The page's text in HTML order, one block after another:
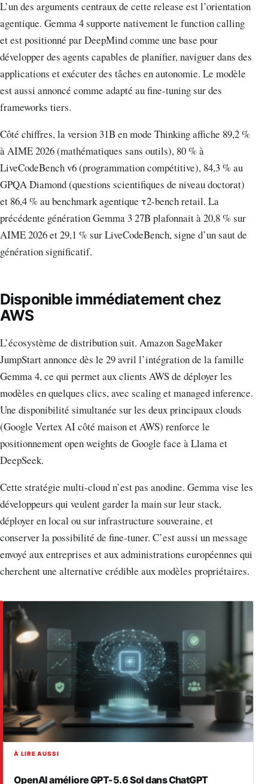
L’un des arguments centraux de cette release est l’orientation
agentique. Gemma 4 supporte nativement le function calling
et est positionné par DeepMind comme une base pour
développer des agents capables de planifier, naviguer dans des
applications et exécuter des tâches en autonomie. Le modèle
est aussi annoncé comme adapté au fine-tuning sur des
frameworks tiers.
Côté chiffres, la version 31B en mode Thinking affiche 89,2 %
à AIME 2026 (mathématiques sans outils), 80 % à
LiveCodeBench v6 (programmation compétitive), 84,3 % au
GPQA Diamond (questions scientifiques de niveau doctorat)
et 86,4 % au benchmark agentique τ2-bench retail. La
précédente génération Gemma 3 27B plafonnait à 20,8 % sur
AIME 2026 et 29,1 % sur LiveCodeBench, signe d’un saut de
génération significatif.
Disponible immédiatement chez
AWS
L’écosystème de distribution suit. Amazon SageMaker
JumpStart annonce dès le 29 avril l’intégration de la famille
Gemma 4, ce qui permet aux clients AWS de déployer les
modèles en quelques clics, avec scaling et managed inference.
Une disponibilité simultanée sur les deux principaux clouds
(Google Vertex AI côté maison et AWS) renforce le
positionnement open weights de Google face à Llama et
DeepSeek.
Cette stratégie multi-cloud n’est pas anodine. Gemma vise les
développeurs qui veulent garder la main sur leur stack,
déployer en local ou sur infrastructure souveraine, et
conserver la possibilité de fine-tuner. C’est aussi un message
envoyé aux entreprises et aux administrations européennes qui
cherchent une alternative crédible aux modèles propriétaires.
À LIRE AUSSI
OpenAI améliore GPT-5.6 Sol dans ChatGPT